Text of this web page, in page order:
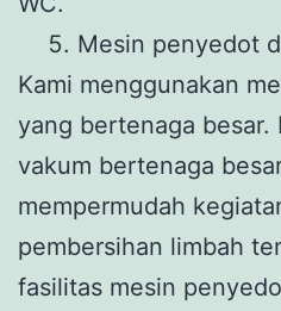
Mesin penyedot
Kami menggunakan
yang bertenaga
vakum bertenaga
mempermudah
pembersihan limbah
fasilitas mesin